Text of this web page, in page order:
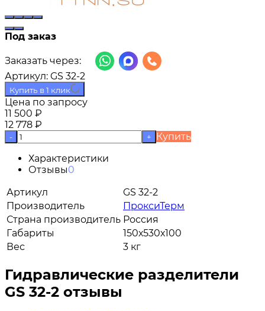
Под заказ
Заказать через:
Артикул: GS 32-2
Купить в 1 клик
Цена по запросу
11 500 ₽
12 778 ₽
- +
Купить
Характеристики
Отзывы0
Артикул
GS 32-2
Производитель
ПроксиТерм
Страна производитель Россия
Габариты
150х530х100
Вес
3 кг
Гидравлические разделители
GS 32-2 отзывы